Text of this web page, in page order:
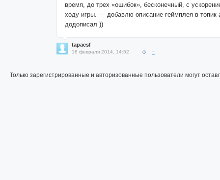
время, до трех «ошибок», бесконечный, с
ходу игры. — добавлю описание геймплея в топик
додописал ))
tapacsf
18 февраля 2014, 14:52 ↑
Только зарегистрированные и авторизованные пользователи могут